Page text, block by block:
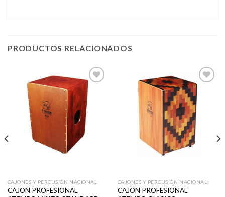
PRODUCTOS RELACIONADOS
Añadir
lista de
deseos
CAJONES Y PERCUSIÓN NACIONAL
CAJON PROFESIONAL
Añadir
lista de
deseos
CAJONES Y PERCUSIÓN NACIONAL
CAJON PROFESIONAL